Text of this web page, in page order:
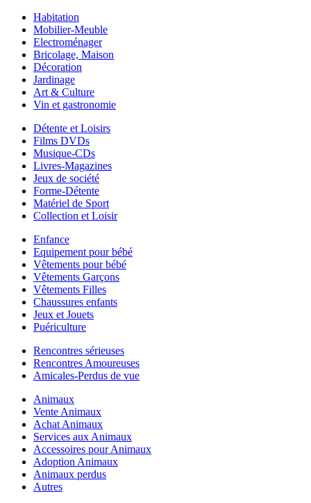
Habitation
Mobilier-Meuble
Electroménager
Bricolage, Maison
Décoration
Jardinage
Art & Culture
Vin et gastronomie
Détente et Loisirs
Films DVDs
Musique-CDs
Livres-Magazines
Jeux de société
Forme-Détente
Matériel de Sport
Collection et Loisir
Enfance
Equipement pour bébé
Vêtements pour bébé
Vêtements Garçons
Vêtements Filles
Chaussures enfants
Jeux et Jouets
Puériculture
Rencontres sérieuses
Rencontres Amoureuses
Amicales-Perdus de vue
Animaux
Vente Animaux
Achat Animaux
Services aux Animaux
Accessoires pour Animaux
Adoption Animaux
Animaux perdus
Autres